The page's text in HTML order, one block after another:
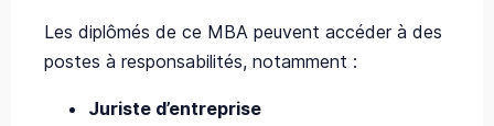
Les diplômés de ce MBA peuvent accéder à des
postes à responsabilités, notamment :
Juriste d’entreprise